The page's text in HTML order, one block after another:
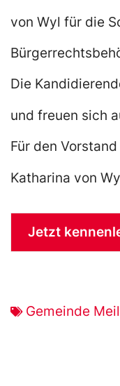
von Wyl für die
Die
und freuen sich
Für den
Katharina von
Jetzt
Gemeinde